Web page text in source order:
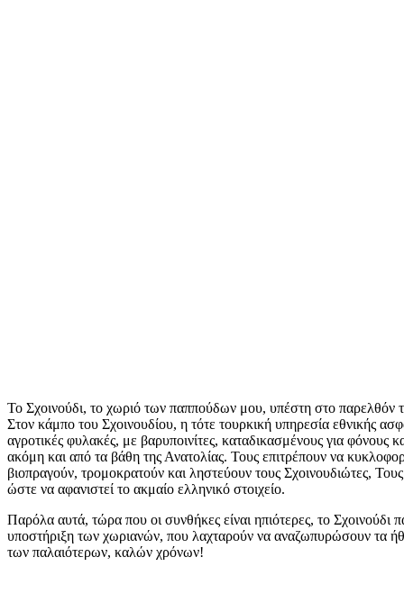
Το Σχοινούδι, το χωριό των παππούδων μου, υπέστη στο
Στον κάμπο του Σχοινουδίου, η τότε τουρκική υπηρεσία εθνικής
αγροτικές φυλακές, με βαρυποινίτες, καταδικασμένους για φόνους
ακόμη και από τα βάθη της Ανατολίας. Τους επιτρέπουν να
βιοπραγούν, τρομοκρατούν και ληστεύουν τους Σχοινουδιώτες,
ώστε να αφανιστεί το ακμαίο ελληνικό στοιχείο.
Παρόλα αυτά, τώρα που οι συνθήκες είναι ηπιότερες, το Σχοινούδι
υποστήριξη των χωριανών, που λαχταρούν να αναζωπυρώσουν τα
των παλαιότερων, καλών χρόνων!